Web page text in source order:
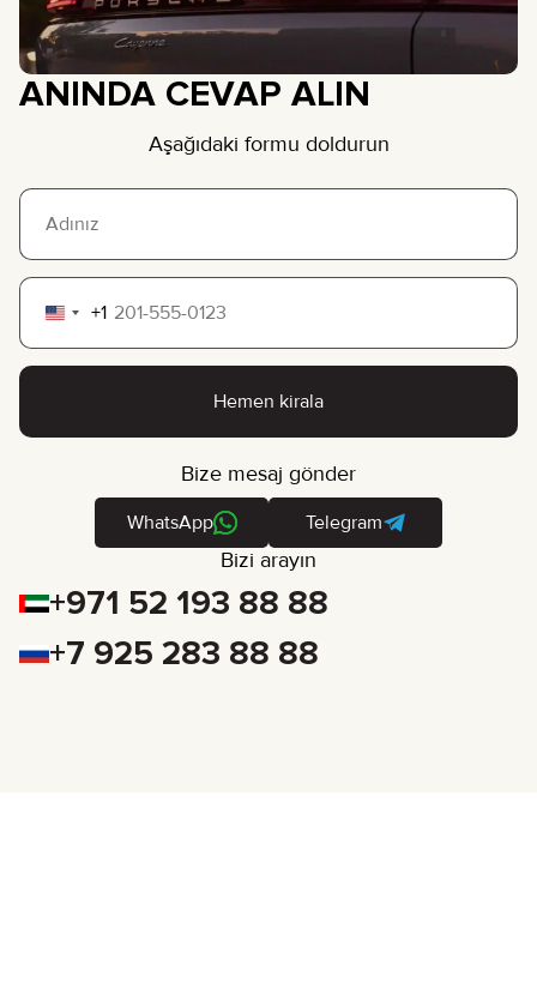
ANINDA CEVAP ALIN
Aşağıdaki formu doldurun
United
States
+1
Hemen kirala
Bize mesaj gönder
WhatsApp Telegram
Bizi arayın
+971 52 193 88 88
+7 925 283 88 88